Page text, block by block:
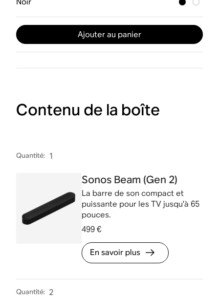
Ajouter au panier
Contenu de la boîte
Quantité: 1
Sonos Beam (Gen 2)
La barre de son compact et
puissante pour les TV jusqu’à 65
pouces.
499 €
En savoir plus
Quantité: 2